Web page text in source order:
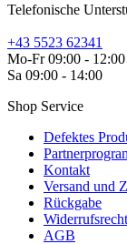
Telefonische
+43 5523 62341
Mo-Fr 09:00 -
Sa 09:00 - 14:00
Shop Service
Defektes
Kontakt
Versand und
Rückgabe
Widerrufsrecht
AGB